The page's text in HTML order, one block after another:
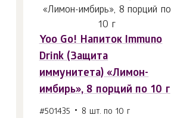
Yoo Gо! Напиток Immuno
Drink (Защита
иммунитета) «Лимон-
имбирь», 8 порций по 10 г
#501435 8 шт. по 10 г